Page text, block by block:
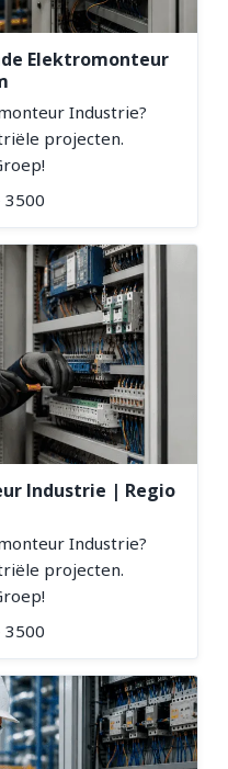
Elektromonteur
Industrie?
projecten.
3500
Industrie | Regio
Industrie?
projecten.
3500